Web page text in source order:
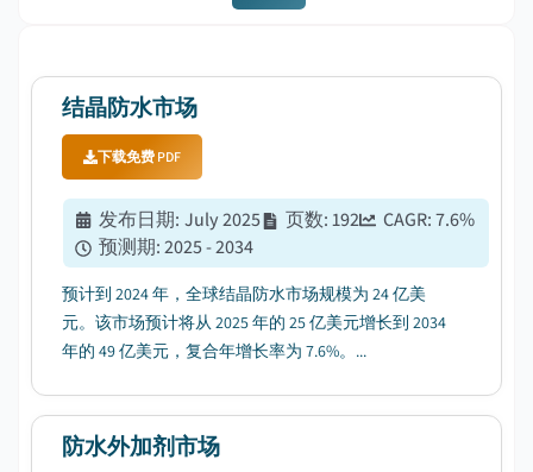
结晶防水市场
下载免费 PDF
发布日期: July 2025 页数:192 CAGR:7.6%
预测期:2025 - 2034
预计到 2024 年，全球结晶防水市场规模为 24 亿美
元。该市场预计将从 2025 年的 25 亿美元增长到 2034
年的 49 亿美元，复合年增长率为 7.6%。...
防水外加剂市场